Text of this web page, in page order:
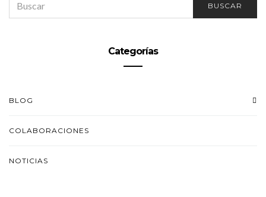
FOR:
BUSCAR
Categorías
BLOG
COLABORACIONES
NOTICIAS